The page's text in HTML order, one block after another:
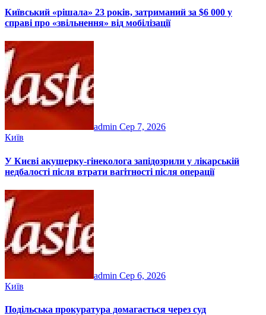
Київський «рішала» 23 років, затриманий за $6 000 у
справі про «звільнення» від мобілізації
admin Сер 7, 2026
Київ
У Києві акушерку-гінеколога запідозрили у лікарській
недбалості після втрати вагітності після операції
admin Сер 6, 2026
Київ
Подільська прокуратура домагається через суд